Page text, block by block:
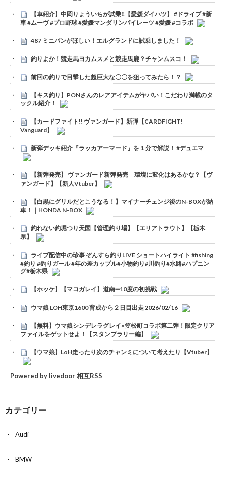
【車紹介】中岡りょういちが試乗‼️【愛媛ダイハツ】 #ドライブ #新
車 #ムーヴ #プロ野球 #愛媛マンダリンパイレーツ #愛媛 #コラボ
487 ミニバンがほしい！エルグランドに試乗しました！
釣りよか！競走馬ヨカムスメと競走馬鹿？チャンムスコ！
前回の釣りで目撃した超巨大な〇〇を狙ってみたら！？
【キス釣り】PONさんのレアアイテムがヤバい！こだわり満載のタ
ックル紹介！
【カードファイト!! ヴァンガード】新弾【CARDFIGHT!
Vanguard】
新弾デッキ紹介『ラッカアーマード』を１分で解説！ #デュエマ
【新弾発売】 ヴァンガード新弾発売 環境に変化はあるかな？【ヴ
ァンガード】【新人Vtuber】
【白黒にグリルだとこうなる！】マイナーチェンジ後のN-BOXが納
車！｜HONDA N-BOX
釣れない釣堀つり天国【管理釣り場】【エリアトラウト】【栃木
県】
ライブ配信中の珍事 ぞんすら釣りLIVE ショートハイライト #fishing
#釣り #釣りガール #年の差カップル#小物釣り#川釣り#水路#ハプニン
グ#栃木県
【ホッケ】【マコガレイ】道南➖10度の初挑戦
ウマ娘 LOH東京1600 育成から２日目出走 2026/02/16
【無料】ウマ娘シンデレラグレイ×笠松町コラボ第二弾！限定クリア
ファイルをゲットせよ！【スタンプラリー編】
【ウマ娘】LoH走ったり次のチャンミについて考えたり【Vtuber】
Powered by livedoor 相互RSS
カテゴリー
Audi
BMW